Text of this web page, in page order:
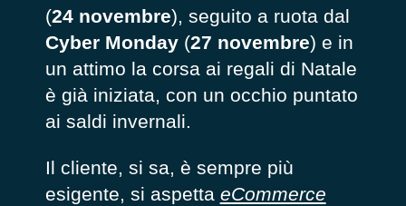
(24 novembre), seguito a ruota dal
Cyber Monday(27 novembre) e in
un attimo la corsa ai regali di Natale
è già iniziata, con un occhio puntato
ai saldi invernali.
Il cliente, si sa, è sempre più
esigente, si aspetta eCommerce